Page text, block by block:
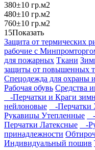
380±10 гр.м2
480±10 гр.м2
760±10 гр.м2
15Показать
Защита от термических
рабочие с
для пожарных Ткани
защиты от повышенных
Спецодежда для охраны
Рабочая обувь Средства
-Перчатки и Краги
нейлоновые
-Перчатки
Рукавицы Утепленные
Перчатки Латексные
-
принадлежности
Индивидуальный пошив